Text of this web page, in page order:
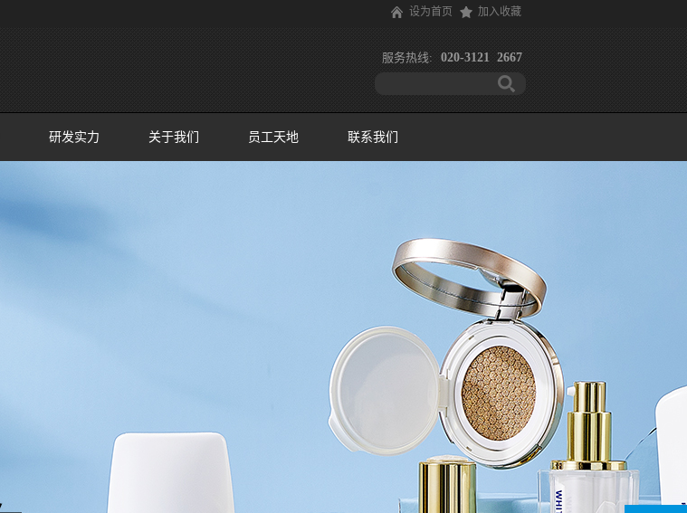
设为首页 加入收藏
服务热线: 020-3121 2667
研发实力 关于我们 员工天地 联系我们